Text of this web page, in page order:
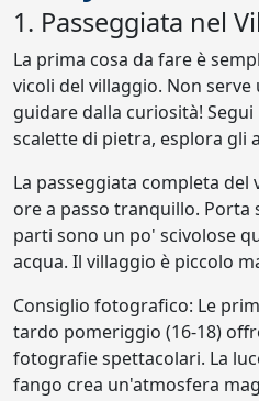
1. Passeggiata nel
La prima cosa da fare è
vicoli del villaggio. Non serve
guidare dalla curiosità!
scalette di pietra, esplora gli
La passeggiata completa del
ore a passo tranquillo. Porta
parti sono un po' scivolose
acqua. Il villaggio è piccolo
Consiglio fotografico: Le
tardo pomeriggio (16-18)
fotografie spettacolari. La
fango crea un'atmosfera